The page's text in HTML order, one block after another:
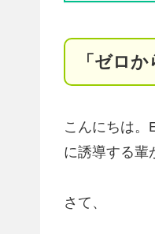
「ゼロ
こんにちは。
に誘導する輩
さて、